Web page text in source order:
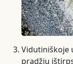
Vidutiniškoje
pradžių